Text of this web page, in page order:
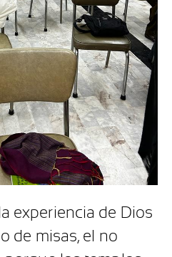
experiencia de Dios
de misas, el no